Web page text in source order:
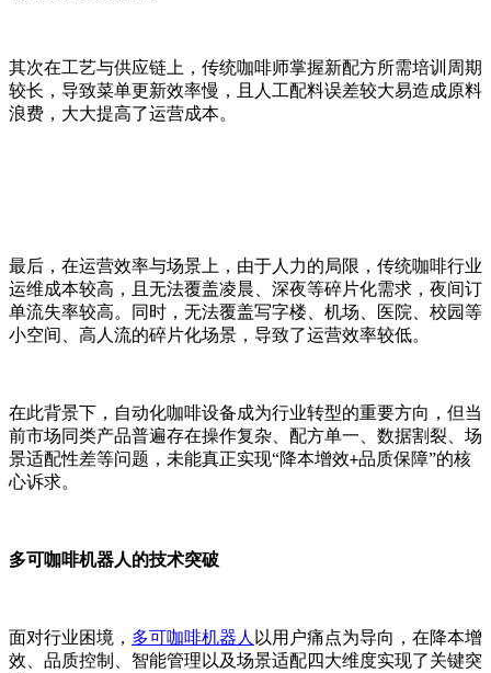
其次在工艺与供应链上，传统咖啡师掌握新配方所需培训周期
较长，导致菜单更新效率慢，且人工配料误差较大易造成原料
浪费，大大提高了运营成本。
最后，在运营效率与场景上，由于人力的局限，传统咖啡行业
运维成本较高，且无法覆盖凌晨、深夜等碎片化需求，夜间订
单流失率较高。同时，无法覆盖写字楼、机场、医院、校园等
小空间、高人流的碎片化场景，导致了运营效率较低。
在此背景下，自动化咖啡设备成为行业转型的重要方向，但当
前市场同类产品普遍存在操作复杂、配方单一、数据割裂、场
景适配性差等问题，未能真正实现“降本增效+品质保障”的核
心诉求。
多可咖啡机器人的技术突破
面对行业困境， 多可咖啡机器人 以用户痛点为导向，在降本增
效、品质控制、智能管理以及场景适配四大维度实现了关键突